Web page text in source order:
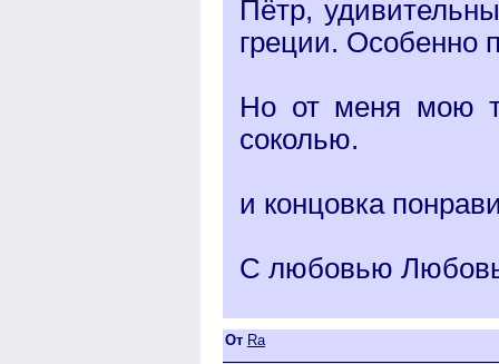
Пётр,
греции. Особенно
Но от меня мою
соколью.
и концовка
С любовью
От Ra